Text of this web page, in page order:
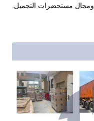
ومجال مستحضرات التجميل.